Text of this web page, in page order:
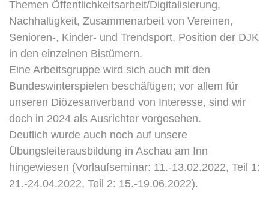
Themen Öffentlichkeitsarbeit/Digitalisierung,
Nachhaltigkeit, Zusammenarbeit von Vereinen,
Senioren-, Kinder- und Trendsport, Position der DJK
in den einzelnen Bistümern.
Eine Arbeitsgruppe wird sich auch mit den
Bundeswinterspielen beschäftigen; vor allem für
unseren Diözesanverband von Interesse, sind wir
doch in 2024 als Ausrichter vorgesehen.
Deutlich wurde auch noch auf unsere
Übungsleiterausbildung in Aschau am Inn
hingewiesen (Vorlaufseminar: 11.-13.02.2022, Teil 1:
21.-24.04.2022, Teil 2: 15.-19.06.2022).